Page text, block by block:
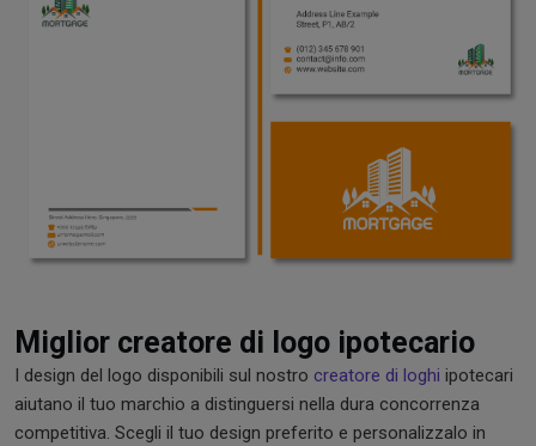
Miglior creatore di logo ipotecario
I design del logo disponibili sul nostro creatore di loghi ipotecari
aiutano il tuo marchio a distinguersi nella dura concorrenza
competitiva. Scegli il tuo design preferito e personalizzalo in